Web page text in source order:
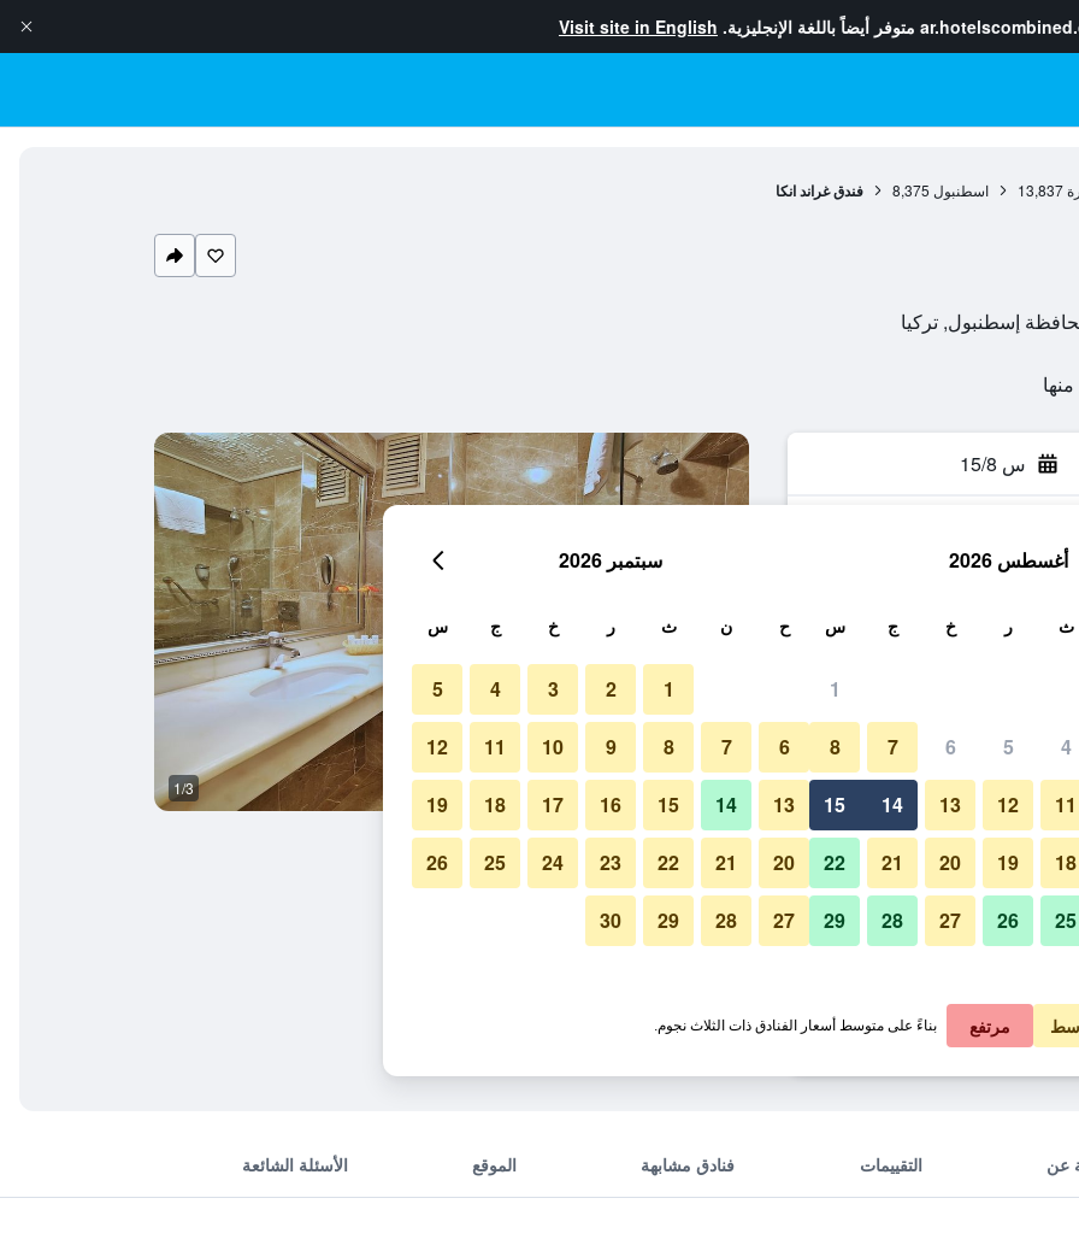
متوفر أيضاً باللغة الإنجليزية. Visit site in English
13,837 اسطنبول 8,375 فندق غراند انكا
س 15/8
في الليلة
﷼ عرض الصفقة
﷼ عرض الصفقة
حمام 1/3
صور لـ فندق غراند انكا
عن التقييمات فنادق مشابهة الموقع الأسئلة الشائعة
أغسطس 2026
ث ر خ ج س
1
4
5
6
7
8
11
12
13
14
15
18
19
20
21
22
25
26
27
28
29
سبتمبر 2026
ح ن ث ر خ ج س
1
2
3
4
5
6
7
8
9
10
11
12
13
14
15
16
17
18
19
20
21
22
23
24
25
26
27
28
29
30
مرتفع بناءً على متوسط أسعار الفنادق ذات الثلاث نجوم.